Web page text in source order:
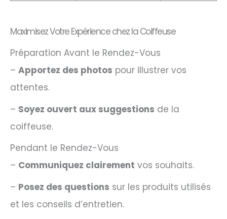
Maximisez Votre Expérience chez la Coiffeuse
Préparation Avant le Rendez-Vous
– Apportez des photos pour illustrer vos
attentes.
– Soyez ouvert aux suggestions de la
coiffeuse.
Pendant le Rendez-Vous
– Communiquez clairement vos souhaits.
– Posez des questions sur les produits utilisés
et les conseils d’entretien.